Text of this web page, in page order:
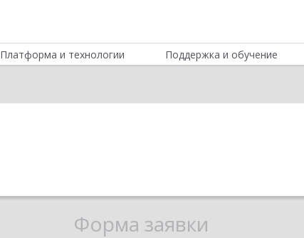
Платформа и технологии Поддержка и обучение
Форма заявки